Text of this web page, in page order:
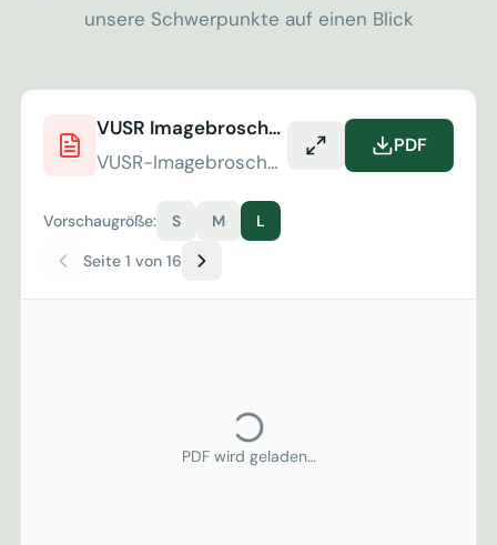
unsere Schwerpunkte auf einen Blick
VUSR Imagebroschüre 2026
VUSR-Imagebroschuere-2026.pdf
PDF
Vorschaugröße: S M
L
Seite 1 von 16
PDF wird geladen…